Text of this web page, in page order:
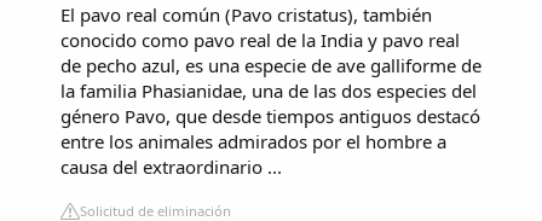
El pavo real común (Pavo cristatus), también
conocido como pavo real de la India y pavo real
de pecho azul, es una especie de ave galliforme de
la familia Phasianidae, una de las dos especies del
género Pavo, que desde tiempos antiguos destacó
entre los animales admirados por el hombre a
causa del extraordinario ...
Solicitud de eliminación